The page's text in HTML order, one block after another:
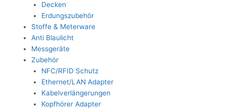
Decken
Erdungszubehör
Stoffe & Meterware
Anti Blaulicht
Messgeräte
Zubehör
NFC/RFID Schutz
Ethernet/LAN Adapter
Kabelverlängerungen
Kopfhörer Adapter